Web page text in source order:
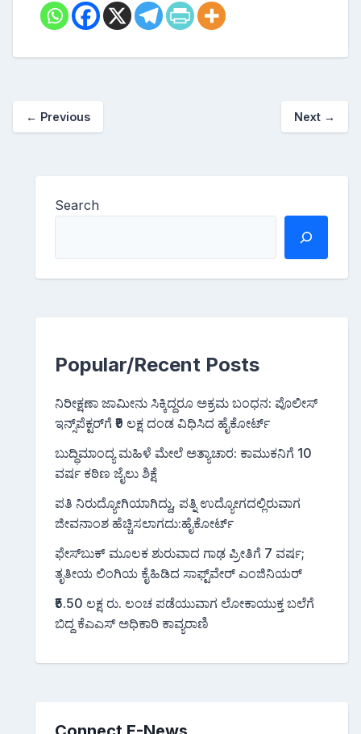
← Previous Next →
Search
Popular/Recent Posts
ನಿರೀಕ್ಷಣಾ ಜಾಮೀನು ಸಿಕ್ಕಿದ್ದರೂ ಅಕ್ರಮ ಬಂಧನ: ಪೊಲೀಸ್
ಇನ್ಸ್‌ಪೆಕ್ಟರ್‌ಗೆ ₹9 ಲಕ್ಷ ದಂಡ ವಿಧಿಸಿದ ಹೈಕೋರ್ಟ್
ಬುದ್ಧಿಮಾಂದ್ಯ ಮಹಿಳೆ ಮೇಲೆ ಅತ್ಯಾಚಾರ: ಕಾಮುಕನಿಗೆ 10
ವರ್ಷ ಕಠಿಣ ಜೈಲು ಶಿಕ್ಷೆ
ಪತಿ ನಿರುದ್ಯೋಗಿಯಾಗಿದ್ದು, ಪತ್ನಿ ಉದ್ಯೋಗದಲ್ಲಿರುವಾಗ
ಜೀವನಾಂಶ ಹೆಚ್ಚಿಸಲಾಗದು:ಹೈಕೋರ್ಟ್
ಫೇಸ್‌ಬುಕ್‌ ಮೂಲಕ ಶುರುವಾದ ಗಾಢ ಪ್ರೀತಿಗೆ 7 ವರ್ಷ;
ತೃತೀಯ ಲಿಂಗಿಯ ಕೈಹಿಡಿದ ಸಾಫ್ಟ್‌ವೇರ್ ಎಂಜಿನಿಯರ್
₹5.50 ಲಕ್ಷ ರು. ಲಂಚ ಪಡೆಯುವಾಗ ಲೋಕಾಯುಕ್ತ ಬಲೆಗೆ
ಬಿದ್ದ ಕೆಎಎಸ್ ಅಧಿಕಾರಿ ಕಾವ್ಯರಾಣಿ